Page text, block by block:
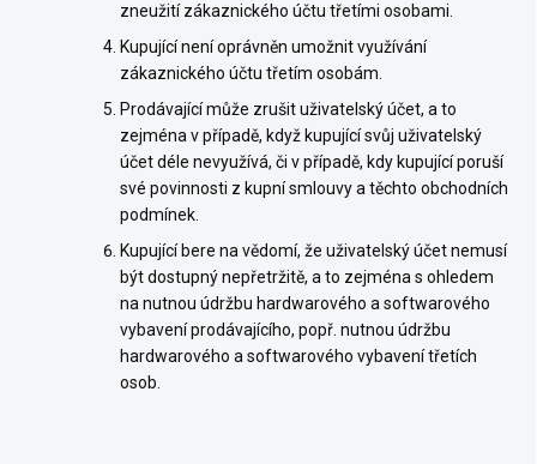
zneužití zákaznického účtu třetími osobami.
Kupující není oprávněn umožnit využívání
zákaznického účtu třetím osobám.
Prodávající může zrušit uživatelský účet, a to
zejména v případě, když kupující svůj uživatelský
účet déle nevyužívá, či v případě, kdy kupující poruší
své povinnosti z kupní smlouvy a těchto obchodních
podmínek.
Kupující bere na vědomí, že uživatelský účet nemusí
být dostupný nepřetržitě, a to zejména s ohledem
na nutnou údržbu hardwarového a softwarového
vybavení prodávajícího, popř. nutnou údržbu
hardwarového a softwarového vybavení třetích
osob.